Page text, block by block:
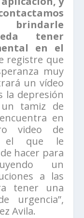
tener
en el
registre que
muy
un vídeo
la depresión
tamiz de
en
video de
el que le
hacer para
un
a las
tener una
urgencia”,
Avila.